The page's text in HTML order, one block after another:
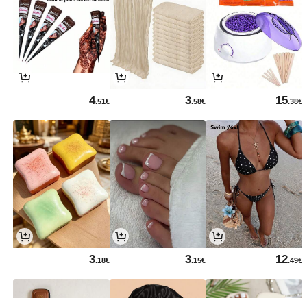
15.38€
3.58€
4.51€
12.49€
3.15€
3.18€